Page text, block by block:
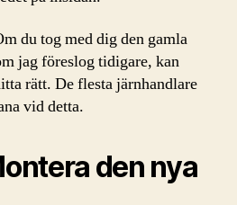
du tog med dig den gamla
jag föreslog tidigare, kan
rätt. De flesta järnhandlare
vid detta.
den nya